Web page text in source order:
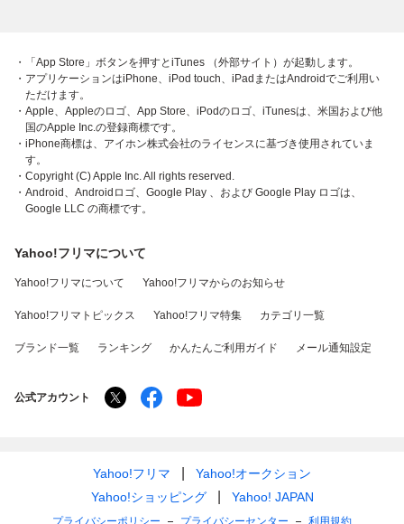
・「App Store」ボタンを押すとiTunes （外部サイト）が起動します。
・アプリケーションはiPhone、iPod touch、iPadまたはAndroidでご利用い
ただけます。
・Apple、Appleのロゴ、App Store、iPodのロゴ、iTunesは、米国および他
国のApple Inc.の登録商標です。
・iPhone商標は、アイホン株式会社のライセンスに基づき使用されていま
す。
・Copyright (C) Apple Inc. All rights reserved.
・Android、Androidロゴ、Google Play 、および Google Play ロゴは、
Google LLC の商標です。
Yahoo!フリマについて
Yahoo!フリマについて Yahoo!フリマからのお知らせ
Yahoo!フリマトピックス Yahoo!フリマ特集 カテゴリ一覧
ブランド一覧 ランキング かんたんご利用ガイド メール通知設定
公式アカウント
Yahoo!フリマ
Yahoo!オークション
Yahoo!ショッピング
Yahoo! JAPAN